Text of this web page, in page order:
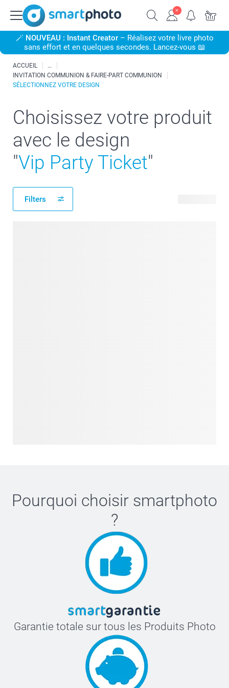
🪄 NOUVEAU : Instant Creator– Réalisez votre livre photo
sans effort et en quelques secondes. Lancez-vous 📖
ACCUEIL
INVITATION COMMUNION & FAIRE-PART COMMUNION
SÉLECTIONNEZ VOTRE DESIGN
Choisissez votre produit
avec le design
"Vip Party Ticket"
Filters
Pourquoi choisir smartphoto
?
Garantie totale sur tous les Produits Photo